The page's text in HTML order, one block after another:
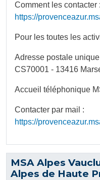
Comment les contacter :
https://
Pour les toutes les
Adresse postale
CS70001 - 13416
Accueil téléphonique
Contacter par mail :
https://
MSA Alpes
Alpes de Haute